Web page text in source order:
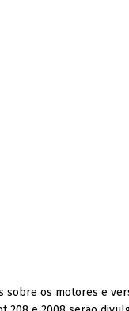
sobre os motores e